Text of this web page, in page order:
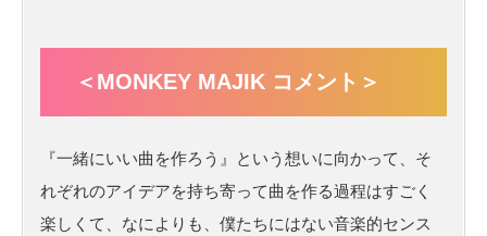
＜MONKEY MAJIK コメント＞
『一緒にいい曲を作ろう』という想いに向かって、そ
れぞれのアイデアを持ち寄って曲を作る過程はすごく
楽しくて、なによりも、僕たちにはない音楽的センス